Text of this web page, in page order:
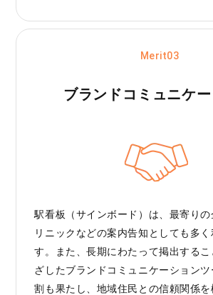
Merit03
ブランド コミュニケ
駅看板（サインボード）は、最寄りの
リニックなどの案内告知としても多く
す。また、長期にわたって掲出する
ざしたブランドコミュニケーション
割も果たし、地域住民との信頼関係